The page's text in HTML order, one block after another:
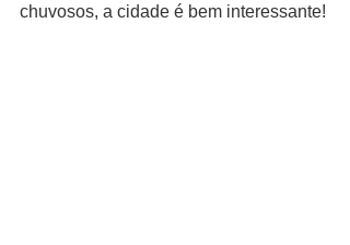
chuvosos, a cidade é bem interessante!